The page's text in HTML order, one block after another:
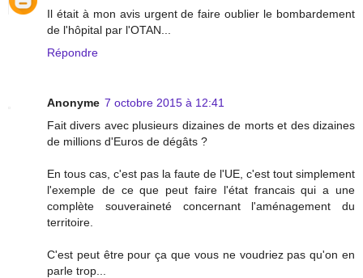
Il était à mon avis urgent de faire oublier le bombardement
de l'hôpital par l'OTAN...
Répondre
Anonyme 7 octobre 2015 à 12:41
Fait divers avec plusieurs dizaines de morts et des dizaines
de millions d'Euros de dégâts ?
En tous cas, c'est pas la faute de l'UE, c'est tout simplement
l'exemple de ce que peut faire l'état francais qui a une
complète souveraineté concernant l'aménagement du
territoire.
C'est peut être pour ça que vous ne voudriez pas qu'on en
parle trop...